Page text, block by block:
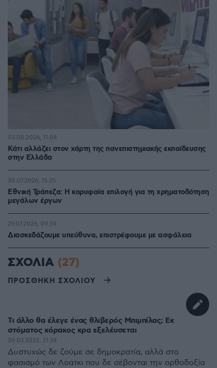
Κάτι αλλάζει στον χάρτη της πανεπιστημιακής εκπαίδευσης
στην Ελλάδα
03.08.2026, 11:06
Εθνική Τράπεζα: Η κορυφαία επιλογή για τη χρηματοδότηση
μεγάλων έργων
30.07.2026, 15:25
Διασκεδάζουμε υπεύθυνα, επιστρέφουμε με ασφάλεια
29.07.2026, 09:39
ΣΧΟΛΙΑ (27)
ΠΡΟΣΘΗΚΗ ΣΧΟΛΙΟΥ
Τι άλλο θα έλεγε ένας θλιβερός Μπιμπίλας; Εκ
στόματος κόρακος κρα εξελέυσεται
20.03.2022, 21:34
Δυστυχώς δε ζούμε σε δημοκρατία, αλλά στο
φασισμό των Λοατκι που δε σέβονται την ορθοδοξία